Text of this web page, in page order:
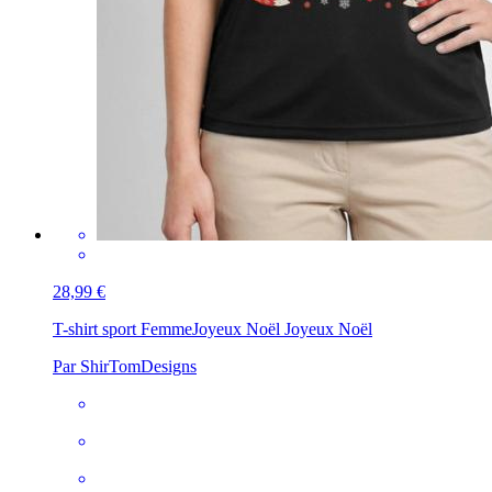
28,99 €
T-shirt sport FemmeJoyeux Noël Joyeux Noël
Par ShirTomDesigns